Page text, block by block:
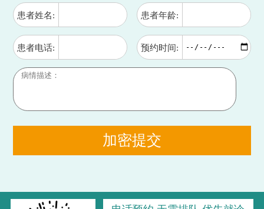
患者姓名: 患者年龄:
患者电话: 预约时间:
加密提交